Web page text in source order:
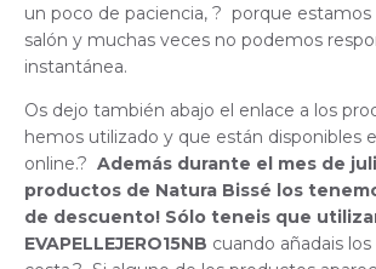
un poco de paciencia, ? porque estamos
salón y muchas veces no podemos
instantánea.
Os dejo también abajo el enlace a los
hemos utilizado y que están disponibles
online.? Además durante el mes de
productos de Natura Bissé los
de descuento! Sólo teneis que
EVAPELLEJERO15NB cuando añadais